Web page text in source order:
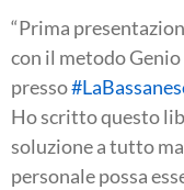
“Prima
con il metodo
presso#
Ho scritto questo
soluzione a tutto ma
personale possa